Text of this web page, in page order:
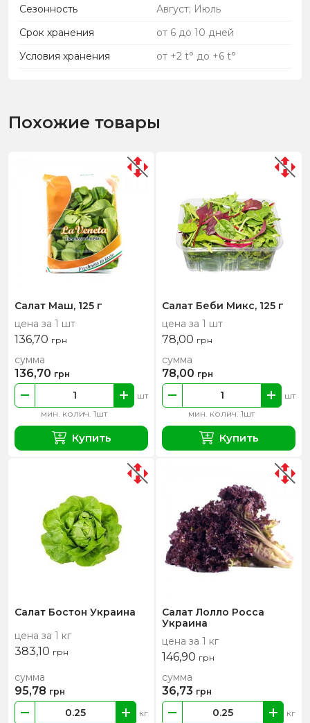
Сезонность
Август; Июль
Срок хранения
от 6 до 10 дней
Условия хранения
от +2 t° до +6 t°
Похожие товары
Салат Маш, 125 г
цена за 1 шт
136,70 грн
мин. колич. 1шт
шт
сумма
136,70 грн
Купить
Салат Беби Микс, 125 г
цена за 1 шт
78,00 грн
мин. колич. 1шт
шт
сумма
78,00 грн
Купить
Салат Бостон Украина
цена за 1 кг
383,10 грн
кг
сумма
95,78 грн
Салат Лолло Росса
Украина
цена за 1 кг
146,90 грн
кг
сумма
36,73 грн